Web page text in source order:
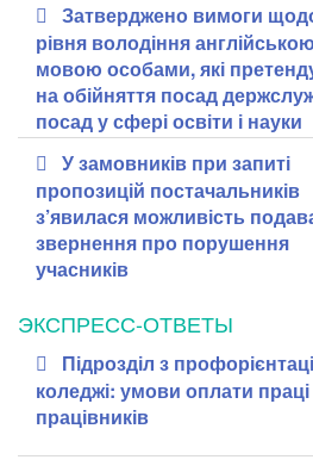
Затверджено вимоги
рівня володіння англійською
мовою особами, які
на обійняття посад
посад у сфері освіти і науки
У замовників при запиті
пропозицій постачальників
з’явилася можливість
звернення про порушення
учасників
ЭКСПРЕСС-ОТВЕТЫ
Підрозділ з
коледжі: умови оплати праці
працівників